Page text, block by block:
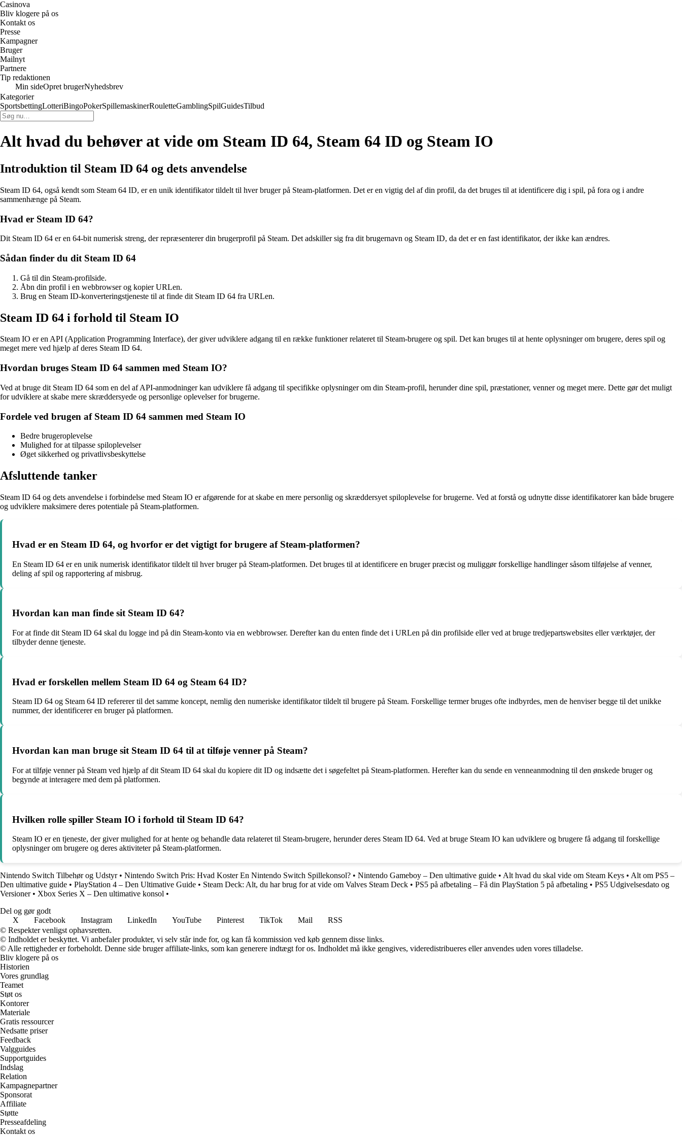
Casinova
Bliv klogere på os
Kontakt os
Presse
Kampagner
Bruger
Mailnyt
Partnere
Tip redaktionen
Min sideOpret brugerNyhedsbrev
Kategorier
SportsbettingLotteriBingoPokerSpillemaskinerRouletteGamblingSpilGuidesTilbud
Alt hvad du behøver at vide om Steam ID 64, Steam 64 ID og Steam IO
Introduktion til Steam ID 64 og dets anvendelse
Steam ID 64, også kendt som Steam 64 ID, er en unik identifikator tildelt til hver bruger på Steam-platformen. Det er en vigtig del af din profil, da det bruges til at identificere dig i spil, på fora og i andre
sammenhænge på Steam.
Hvad er Steam ID 64?
Dit Steam ID 64 er en 64-bit numerisk streng, der repræsenterer din brugerprofil på Steam. Det adskiller sig fra dit brugernavn og Steam ID, da det er en fast identifikator, der ikke kan ændres.
Sådan finder du dit Steam ID 64
Gå til din Steam-profilside.
Åbn din profil i en webbrowser og kopier URLen.
Brug en Steam ID-konverteringstjeneste til at finde dit Steam ID 64 fra URLen.
Steam ID 64 i forhold til Steam IO
Steam IO er en API (Application Programming Interface), der giver udviklere adgang til en række funktioner relateret til Steam-brugere og spil. Det kan bruges til at hente oplysninger om brugere, deres spil og
meget mere ved hjælp af deres Steam ID 64.
Hvordan bruges Steam ID 64 sammen med Steam IO?
Ved at bruge dit Steam ID 64 som en del af API-anmodninger kan udviklere få adgang til specifikke oplysninger om din Steam-profil, herunder dine spil, præstationer, venner og meget mere. Dette gør det muligt
for udviklere at skabe mere skræddersyede og personlige oplevelser for brugerne.
Fordele ved brugen af Steam ID 64 sammen med Steam IO
Bedre brugeroplevelse
Mulighed for at tilpasse spiloplevelser
Øget sikkerhed og privatlivsbeskyttelse
Afsluttende tanker
Steam ID 64 og dets anvendelse i forbindelse med Steam IO er afgørende for at skabe en mere personlig og skræddersyet spiloplevelse for brugerne. Ved at forstå og udnytte disse identifikatorer kan både brugere
og udviklere maksimere deres potentiale på Steam-platformen.
Hvad er en Steam ID 64, og hvorfor er det vigtigt for brugere af Steam-platformen?
En Steam ID 64 er en unik numerisk identifikator tildelt til hver bruger på Steam-platformen. Det bruges til at identificere en bruger præcist og muliggør forskellige handlinger såsom tilføjelse af venner,
deling af spil og rapportering af misbrug.
Hvordan kan man finde sit Steam ID 64?
For at finde dit Steam ID 64 skal du logge ind på din Steam-konto via en webbrowser. Derefter kan du enten finde det i URLen på din profilside eller ved at bruge tredjepartswebsites eller værktøjer, der
tilbyder denne tjeneste.
Hvad er forskellen mellem Steam ID 64 og Steam 64 ID?
Steam ID 64 og Steam 64 ID refererer til det samme koncept, nemlig den numeriske identifikator tildelt til brugere på Steam. Forskellige termer bruges ofte indbyrdes, men de henviser begge til det unikke
nummer, der identificerer en bruger på platformen.
Hvordan kan man bruge sit Steam ID 64 til at tilføje venner på Steam?
For at tilføje venner på Steam ved hjælp af dit Steam ID 64 skal du kopiere dit ID og indsætte det i søgefeltet på Steam-platformen. Herefter kan du sende en venneanmodning til den ønskede bruger og
begynde at interagere med dem på platformen.
Hvilken rolle spiller Steam IO i forhold til Steam ID 64?
Steam IO er en tjeneste, der giver mulighed for at hente og behandle data relateret til Steam-brugere, herunder deres Steam ID 64. Ved at bruge Steam IO kan udviklere og brugere få adgang til forskellige
oplysninger om brugere og deres aktiviteter på Steam-platformen.
Nintendo Switch Tilbehør og Udstyr• Nintendo Switch Pris: Hvad Koster En Nintendo Switch Spillekonsol? • Nintendo Gameboy – Den ultimative guide • Alt hvad du skal vide om Steam Keys • Alt om PS5 –
Den ultimative guide • PlayStation 4 – Den Ultimative Guide • Steam Deck: Alt, du har brug for at vide om Valves Steam Deck • PS5 på afbetaling – Få din PlayStation 5 på afbetaling • PS5 Udgivelsesdato og
Versioner• Xbox Series X – Den ultimative konsol •
Del og gør godt
X
Facebook Instagram LinkedIn YouTube Pinterest TikTok Mail
RSS
© Respekter venligst ophavsretten.
© Indholdet er beskyttet. Vi anbefaler produkter, vi selv står inde for, og kan få kommission ved køb gennem disse links.
© Alle rettigheder er forbeholdt. Denne side bruger affiliate-links, som kan generere indtægt for os. Indholdet må ikke gengives, videredistribueres eller anvendes uden vores tilladelse.
Bliv klogere på os
Historien
Vores grundlag
Teamet
Støt os
Kontorer
Materiale
Gratis ressourcer
Nedsatte priser
Feedback
Valgguides
Supportguides
Indslag
Relation
Kampagnepartner
Sponsorat
Affiliate
Støtte
Presseafdeling
Kontakt os